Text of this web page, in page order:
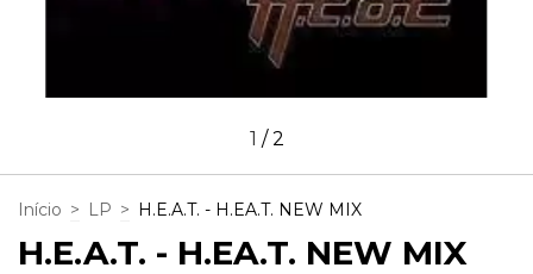
1 /2
Início > LP > H.E.A.T. - H.EA.T. NEW MIX
H.E.A.T. - H.EA.T. NEW MIX